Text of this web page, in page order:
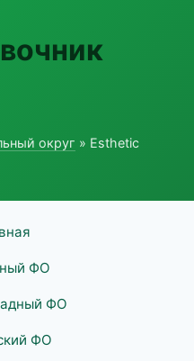
округ » Esthetic
ФО
ФО
ФО